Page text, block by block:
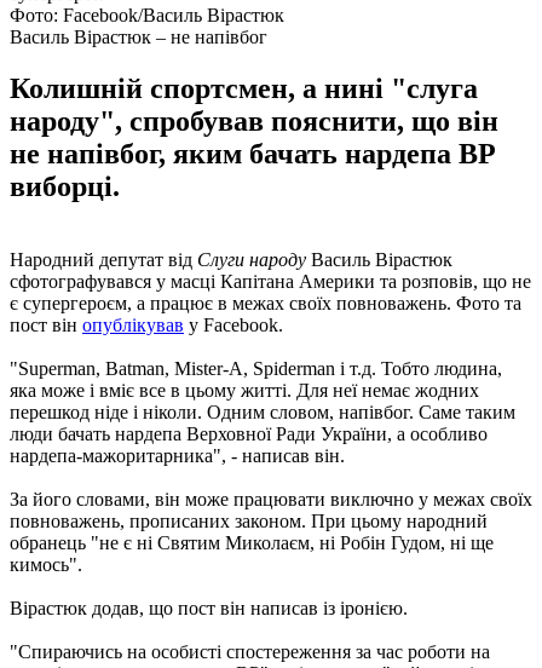
Фото: Facebook/Василь Вірастюк
Василь Вірастюк – не напівбог
Колишній спортсмен, а нині "слуга
народу", спробував пояснити, що він
не напівбог, яким бачать нардепа ВР
виборці.
Народний депутат від Слуги народу Василь Вірастюк
сфотографувався у масці Капітана Америки та розповів, що не
є супергероєм, а працює в межах своїх повноважень. Фото та
пост він опублікував у Facebook.
"Superman, Batman, Mister-A, Spiderman і т.д. Тобто людина,
яка може і вміє все в цьому житті. Для неї немає жодних
перешкод ніде і ніколи. Одним словом, напівбог. Саме таким
люди бачать нардепа Верховної Ради України, а особливо
нардепа-мажоритарника", - написав він.
За його словами, він може працювати виключно у межах своїх
повноважень, прописаних законом. При цьому народний
обранець "не є ні Святим Миколаєм, ні Робін Гудом, ні ще
кимось".
Вірастюк додав, що пост він написав із іронією.
"Спираючись на особисті спостереження за час роботи на